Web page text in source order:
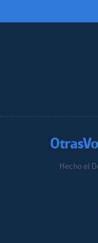
Hecho el